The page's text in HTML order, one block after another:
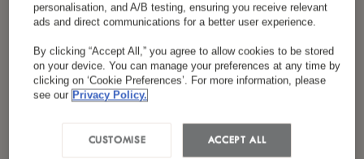
Land/Region *
Sprachpräferenz*
personalisation, and A/B testing, ensuring you receive relevant
ads and direct communications for a better user experience.
By clicking “Accept All,” you agree to allow cookies to be stored
on your device. You can manage your preferences at any time by
clicking on ‘Cookie Preferences’. For more information, please
see our Privacy Policy.
ACCEPT ALL
CUSTOMISE